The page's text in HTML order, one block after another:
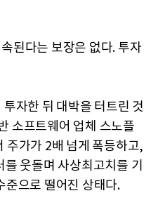
된다는 보장은 없다. 투자
자한 뒤 대박을 터트린 것
소프트웨어 업체 스노플
주가가 2배 넘게 폭등하고,
웃돌며 사상최고치를 기
준으로 떨어진 상태다.